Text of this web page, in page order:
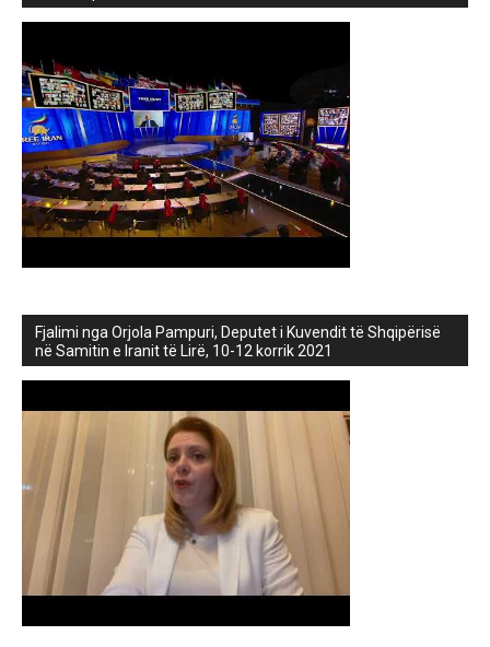
Fjalimi nga Orjola Pampuri, Deputet i Kuvendit të Shqipërisë
në Samitin e Iranit të Lirë, 10-12 korrik 2021